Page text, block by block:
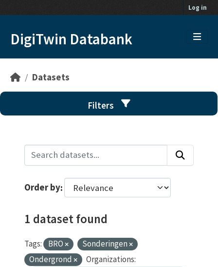
Log in
DigiTwin Databank
Datasets
Filters
Order by
1 dataset found
Tags: BRO
Sonderingen
Ondergrond
Organizations: